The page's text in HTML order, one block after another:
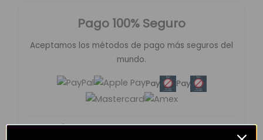
Pago 100% Seguro
Aceptamos los métodos de pago más seguros del
mundo.
Pay Pay
Compra protegida con cifrado SSL.